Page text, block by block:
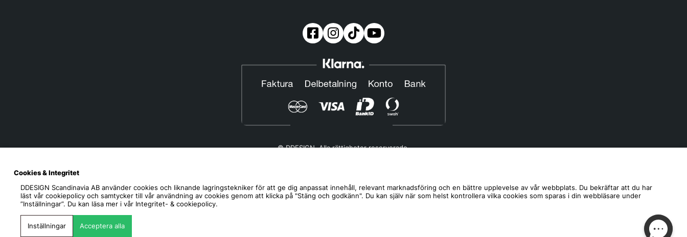
© DDESIGN. Alla rättigheter reserverade.
Helgfria vardagar 10:00-12:00
Cookies & Integritet
DDESIGN Scandinavia AB använder cookies och liknande lagringstekniker för att ge dig anpassat innehåll, relevant marknadsföring och en bättre upplevelse av vår webbplats. Du bekräftar att du har
läst vår cookiepolicy och samtycker till vår användning av cookies genom att klicka på "Stäng och godkänn". Du kan själv när som helst kontrollera vilka cookies som sparas i din webbläsare under
”Inställningar”. Du kan läsa mer i vår Integritet- & cookiepolicy.
Inställningar Acceptera alla